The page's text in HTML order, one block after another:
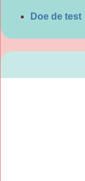
Doe de test